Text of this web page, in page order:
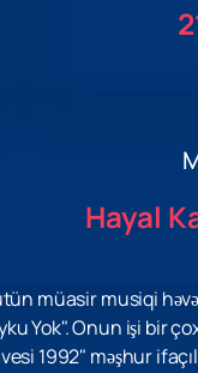
Hayal
müasir musiqi
Yok". Onun işi bir
1992" məşhur